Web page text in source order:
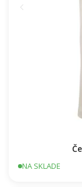
NA SKLADE